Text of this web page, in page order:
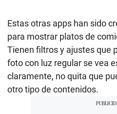
Estas otras apps han sido
para mostrar platos de
Tienen filtros y ajustes que
foto con luz regular se vea
claramente, no quita que
otro tipo de contenidos.